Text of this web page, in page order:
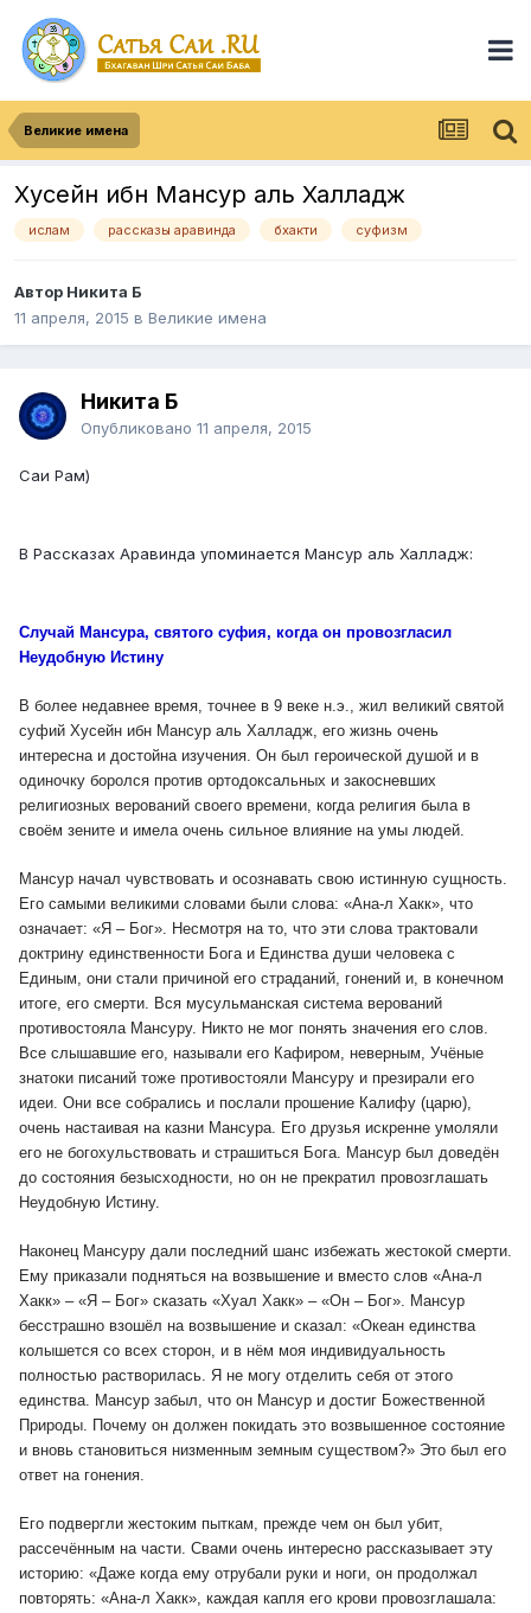
Великие имена
Хусейн ибн Мансур аль Халладж
ислам рассказы аравинда бхакти суфизм
Автор Никита Б
11 апреля, 2015 в Великие имена
Никита Б
Опубликовано 11 апреля, 2015
Саи Рам)
В Рассказах Аравинда упоминается Мансур аль Халладж:
Случай Мансура, святого суфия, когда он провозгласил
Неудобную Истину
В более недавнее время, точнее в 9 веке н.э., жил великий святой
суфий Хусейн ибн Мансур аль Халладж, его жизнь очень
интересна и достойна изучения. Он был героической душой и в
одиночку боролся против ортодоксальных и закосневших
религиозных верований своего времени, когда религия была в
своём зените и имела очень сильное влияние на умы людей.
Мансур начал чувствовать и осознавать свою истинную сущность.
Его самыми великими словами были слова: «Ана-л Хакк», что
означает: «Я – Бог». Несмотря на то, что эти слова трактовали
доктрину единственности Бога и Единства души человека с
Единым, они стали причиной его страданий, гонений и, в конечном
итоге, его смерти. Вся мусульманская система верований
противостояла Мансуру. Никто не мог понять значения его слов.
Все слышавшие его, называли его Кафиром, неверным, Учёные
знатоки писаний тоже противостояли Мансуру и презирали его
идеи. Они все собрались и послали прошение Калифу (царю),
очень настаивая на казни Мансура. Его друзья искренне умоляли
его не богохульствовать и страшиться Бога. Мансур был доведён
до состояния безысходности, но он не прекратил провозглашать
Неудобную Истину.
Наконец Мансуру дали последний шанс избежать жестокой смерти.
Ему приказали подняться на возвышение и вместо слов «Ана-л
Хакк» – «Я – Бог» сказать «Хуал Хакк» – «Он – Бог». Мансур
бесстрашно взошёл на возвышение и сказал: «Океан единства
колышется со всех сторон, и в нём моя индивидуальность
полностью растворилась. Я не могу отделить себя от этого
единства. Мансур забыл, что он Мансур и достиг Божественной
Природы. Почему он должен покидать это возвышенное состояние
и вновь становиться низменным земным существом?» Это был его
ответ на гонения.
Его подвергли жестоким пыткам, прежде чем он был убит,
рассечённым на части. Свами очень интересно рассказывает эту
историю: «Даже когда ему отрубали руки и ноги, он продолжал
повторять: «Ана-л Хакк», каждая капля его крови провозглашала: